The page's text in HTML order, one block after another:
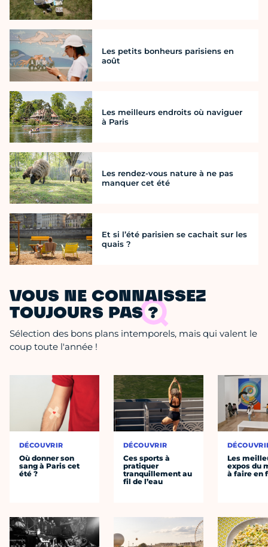
Les petits bonheurs parisiens en
août
Les meilleurs endroits où naviguer
à Paris
Les rendez-vous nature à ne pas
manquer cet été
Et si l’été parisien se cachait sur les
quais ?
VOUS NE CONNAISSEZ
TOUJOURS PAS ?
Sélection des bons plans intemporels, mais qui valent le
coup toute l'année !
DÉCOUVRIR
Où donner son
sang à Paris cet
été ?
DÉCOUVRIR
Ces sports à
pratiquer
tranquillement au
fil de l’eau
Les
expos du
à faire en